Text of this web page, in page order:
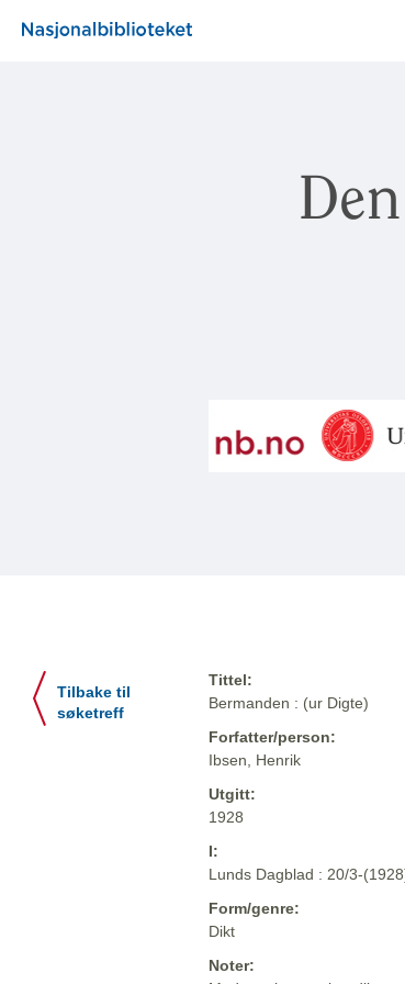
Tilbake til
søketreff
Tittel:
Bermanden : (ur Digte)
Forfatter/person:
Ibsen, Henrik
Utgitt:
1928
I:
Lunds Dagblad : 20/3-
Form/genre:
Dikt
Noter: